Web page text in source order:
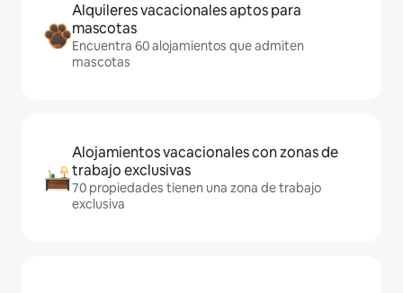
Alquileres vacacionales aptos para
mascotas
Encuentra 60 alojamientos que admiten
mascotas
Alojamientos vacacionales con zonas de
trabajo exclusivas
70 propiedades tienen una zona de trabajo
exclusiva